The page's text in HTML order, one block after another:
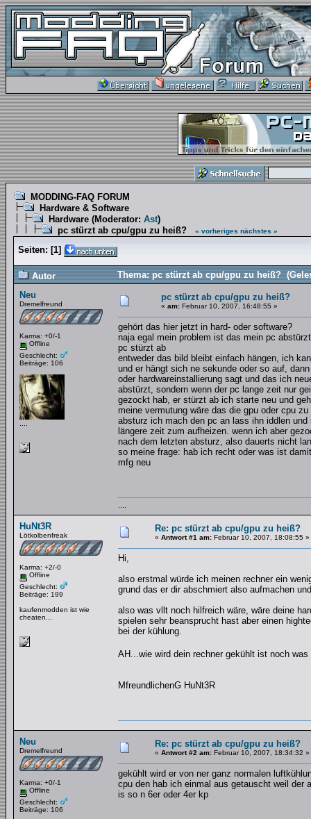
MODDING-FAQ FORUM
Hardware & Software
Hardware (Moderator: Ast)
pc stürzt ab cpu/gpu zu heiß?
« vorheriges nächstes »
Seiten: [1]
Autor
Thema: pc stürzt ab cpu/gpu zu heiß?
Neu
Dremelfreund
Karma: +0/-1
Offline
Geschlecht:
Beiträge: 106
pc stürzt ab cpu/gpu zu heiß?
« am: Februar 10, 2007, 16:48:55 »
gehört das hier jetzt in hard- oder software?
naja egal mein problem ist das mein pc
pc stürzt ab
entweder das bild bleibt einfach hängen, ich
und er hängt sich ne sekunde oder so auf,
oder hardwareinstallierung sagt und das ich
abstürzt, sondern wenn der pc lange zeit nur
gezockt hab, er stürzt ab ich starte neu und
meine vermutung wäre das die gpu oder cpu
absturz ich mach den pc an lass ihn iddlen
längere zeit zum aufheizen. wenn ich aber
nach dem letzten absturz, also dauerts nicht
so meine frage: hab ich recht oder was ist
mfg neu
HuNt3R
Lötkolbenfreak
Karma: +2/-0
Offline
Geschlecht:
Beiträge: 199
kaufenmodden ist wie
cheaten...
Re: pc stürzt ab cpu/gpu zu heiß?
« Antwort #1 am: Februar 10, 2007, 18:08:55 »
Hi,
also erstmal würde ich meinen rechner ein
grund das er dir abschmiert also aufmachen
also was vllt noch hilfreich wäre, wäre deine
spielen sehr beansprucht hast aber einen
bei der kühlung.
AH...wie wird dein rechner gekühlt ist noch
MfreundlichenG HuNt3R
Neu
Dremelfreund
Karma: +0/-1
Offline
Geschlecht:
Beiträge: 106
Re: pc stürzt ab cpu/gpu zu heiß?
« Antwort #2 am: Februar 10, 2007, 18:34:32 »
gekühlt wird er von ner ganz normalen
cpu den hab ich einmal aus getauscht weil der
is so n 6er oder 4er kp